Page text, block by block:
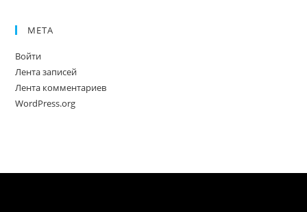
МЕТА
Войти
Лента записей
Лента комментариев
WordPress.org